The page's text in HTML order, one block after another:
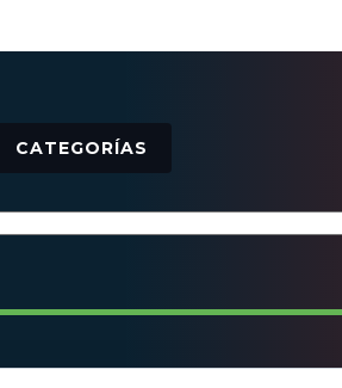
CATEGORÍAS
© 2016 - Todos los derechos reservados